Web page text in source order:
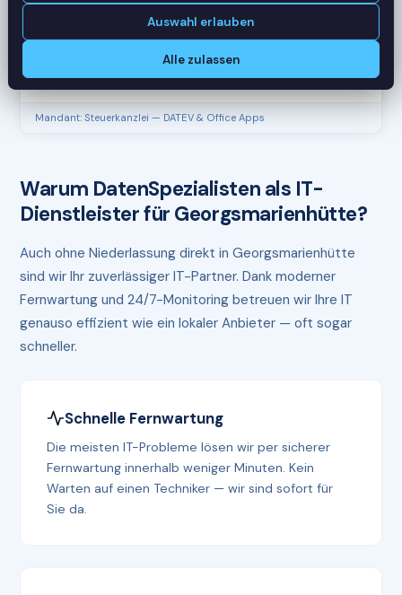
Mandant: Steuerkanzlei — DATEV & Office Apps
Warum DatenSpezialisten als IT-
Dienstleister für Georgsmarienhütte?
Auch ohne Niederlassung direkt in Georgsmarienhütte
sind wir Ihr zuverlässiger IT-Partner. Dank moderner
Fernwartung und 24/7-Monitoring betreuen wir Ihre IT
genauso effizient wie ein lokaler Anbieter — oft sogar
schneller.
Schnelle Fernwartung
Die meisten IT-Probleme lösen wir per sicherer
Fernwartung innerhalb weniger Minuten. Kein
Warten auf einen Techniker — wir sind sofort für
Sie da.
Auswahl erlauben
Alle zulassen